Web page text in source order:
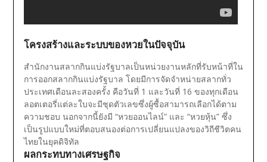
โครงสร้างและระบบของหวยในปัจจุบัน
สำนักงานสลากกินแบ่งรัฐบาลเป็นหน่วยงานหลักที่รับหน้าที่ใน
การออกสลากกินแบ่งรัฐบาล โดยมีการจัดจำหน่ายสลากทั่ว
ประเทศเดือนละสองครั้ง คือวันที่ 1 และวันที่ 16 ของทุกเดือน
ลอตเตอรี่แต่ละใบจะมีชุดตัวเลขซึ่งผู้ซื้อสามารถเลือกได้ตาม
ความชอบ นอกจากนี้ยังมี “หวยออนไลน์” และ “หวยหุ้น” ซึ่ง
เป็นรูปแบบใหม่ที่ตอบสนองต่อการเปลี่ยนแปลงของวิถีชีวิตคน
ไทยในยุคดิจิทัล
ผลกระทบทางเศรษฐกิจ